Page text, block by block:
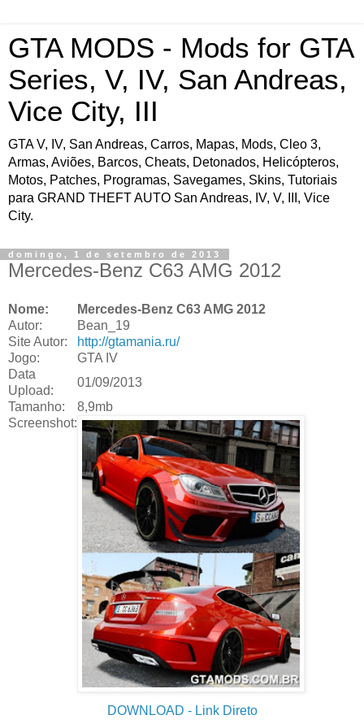
GTA MODS - Mods for GTA
Series, V, IV, San Andreas,
Vice City, III
GTA V, IV, San Andreas, Carros, Mapas, Mods, Cleo 3,
Armas, Aviões, Barcos, Cheats, Detonados, Helicópteros,
Motos, Patches, Programas, Savegames, Skins, Tutoriais
para GRAND THEFT AUTO San Andreas, IV, V, III, Vice
City.
domingo, 1 de setembro de 2013
Mercedes-Benz C63 AMG 2012
Nome:
Mercedes-Benz C63 AMG 2012
Autor:
Bean_19
Site Autor:
http://gtamania.ru/
Jogo:
GTA IV
Data
Upload:
01/09/2013
Tamanho:
8,9mb
Screenshot:
DOWNLOAD - Link Direto